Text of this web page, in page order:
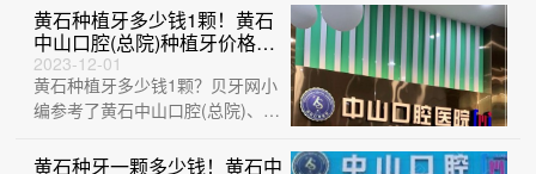
乐芽口···
黄石种植牙多少钱1颗！黄石
中山口腔(总院)种植牙价格表
参考，国产百康特种植牙：
4591元起/颗！
2023-12-01
黄石种植牙多少钱1颗？贝牙网小
编参考了黄石中山口腔(总院)、黄
乐芽口···
黄石种牙一颗多少钱！黄石中